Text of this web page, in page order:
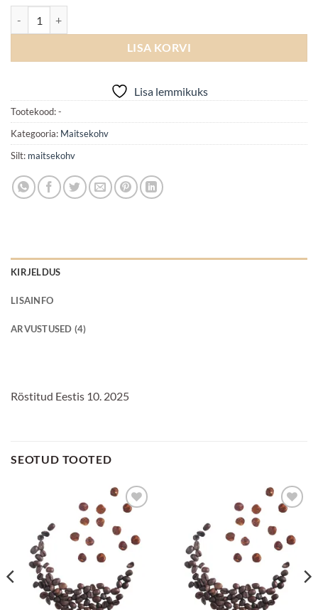
LISA KORVI
Lisa lemmikuks
Tootekood:-
Kategooria: Maitsekohv
Silt: maitsekohv
KIRJELDUS
LISAINFO
ARVUSTUSED (4)
Röstitud Eestis 10. 2025
SEOTUD TOOTED
lemmikuks
lemmikuks